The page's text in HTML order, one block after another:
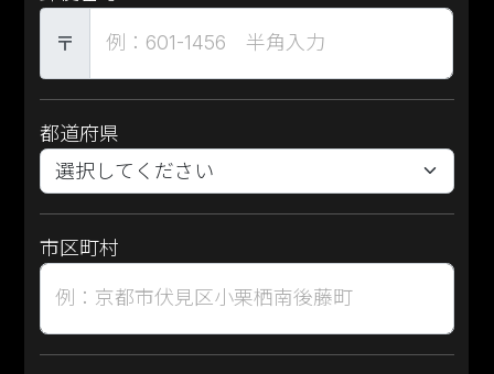
〒 例：601-1456 半角入力
都道府県
市区町村
例：京都市伏見区小栗栖南後藤町